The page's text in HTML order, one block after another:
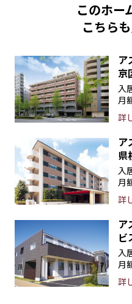
このホー
こちら
ア
京
入
月
詳
ア
県
入
月
詳
ア
ビ
入
月
詳